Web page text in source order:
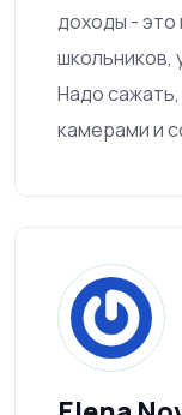
доходы - это
школьников,
Надо сажать,
камерами и